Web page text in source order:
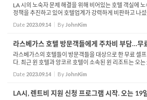
LA 시의 노숙자 문제 해결을 위해 비어있는 호텔 객실에
정책을 추진하고 있어 호텔업계가 강력하게 비판하고 나
호텔 재배치’로 불리는 이 정책은 LA 호텔들이 LA 주택부
Date 2023.09.14 By JohnKim
라스베가스 호텔 방문객들에게 주차비 부담…무
라스베가스의 호텔들이 방문객들을 대상으로 한 무료 셀
다. 최근 윈 호텔과 앙코르 호텔이 소속된 윈 리조트는 오
차를 없애겠다고 밝혔습니다. 지난 7월 베네치안과 팔라조
셀프 주...
Date 2023.09.14 By JohnKim
LA시, 렌트비 지원 신청 프로그램 시작. 오는 19